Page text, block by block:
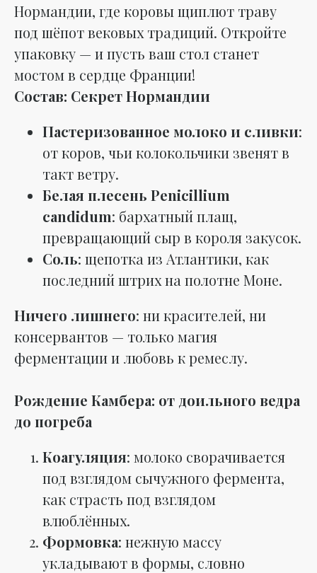
Нормандии, где коровы щиплют траву
под шёпот вековых традиций. Откройте
упаковку — и пусть ваш стол станет
мостом в сердце Франции!
Состав: Секрет Нормандии
Пастеризованное молоко и сливки:
от коров, чьи колокольчики звенят в
такт ветру.
Белая плесень Penicillium
candidum: бархатный плащ,
превращающий сыр в короля закусок.
Соль: щепотка из Атлантики, как
последний штрих на полотне Моне.
Ничего лишнего: ни красителей, ни
консервантов — только магия
ферментации и любовь к ремеслу.
Рождение Камбера: от доильного ведра
до погреба
Коагуляция: молоко сворачивается
под взглядом сычужного фермента,
как страсть под взглядом
влюблённых.
Формовка: нежную массу
укладывают в формы, словно